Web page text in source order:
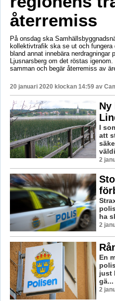
återremiss
På onsdag ska
kollektivtrafik ska se ut och fungera
bland annat innebära
Ljusnarsberg om det röstas
samman och begär återremiss av
20 januari 2020 klockan 14:59 av
Ny
I
att
2
ha
2
En
just
gä...
2